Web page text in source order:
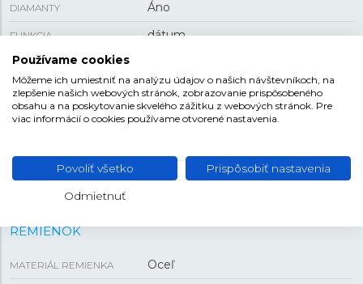
DIAMANTY Áno
FUNKCIA dátum
HMOTNOSŤ
VEĽKOSŤ
HRÚBKA 8,7 mm
REMIENOK
MATERIÁL REMIENKA Oceľ
Používame cookies
Môžeme ich umiestniť na analýzu údajov o našich návštevníkoch, na
zlepšenie našich webových stránok, zobrazovanie prispôsobeného
obsahu a na poskytovanie skvelého zážitku z webových stránok. Pre
viac informácií o cookies používame otvorené nastavenia.
Povoliť všetko Prispôsobiť nastavenia
Odmietnuť